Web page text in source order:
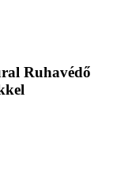
Ruhavédő